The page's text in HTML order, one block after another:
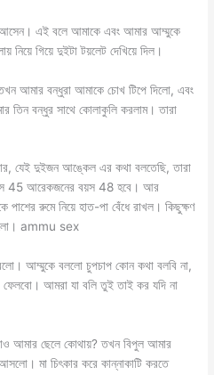
এই বলে আমাকে এবং আমার আম্মুকে
নিয়ে গিয়ে দুইটা টয়লেট দেখিয়ে দিল।
আমার বন্ধুরা আমাকে চোখ টিপে দিলো, এবং
তিন বন্ধুর সাথে কোলাকুলি করলাম। তারা
যেই দুইজন আঙ্কেল এর কথা বলতেছি, তারা
45 আরেকজনের বয়স 48 হবে। আর
রুমে নিয়ে হাত-পা বেঁধে রাখল। কিছুক্ষণ
ammu sex
আম্মুকে বললো চুপচাপ কোন কথা বলবি না,
আমরা যা বলি তুই তাই কর যদি না
আমার ছেলে কোথায়? তখন বিপুল আমার
মা চিৎকার করে কান্নাকাটি করতে